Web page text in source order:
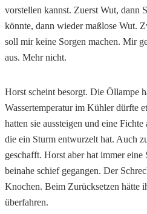
vorstellen kannst. Zuerst Wut, dann
könnte, dann wieder maßlose Wut.
soll mir keine Sorgen machen. Mir
aus. Mehr nicht.
Horst scheint besorgt. Die Öllampe
Wassertemperatur im Kühler dürfte
hatten sie aussteigen und eine
die ein Sturm entwurzelt hat. Auch
geschafft. Horst aber hat immer
beinahe schief gegangen. Der
Knochen. Beim Zurücksetzen hätte
überfahren.